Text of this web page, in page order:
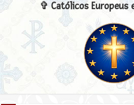
✞ Católicos Europeus